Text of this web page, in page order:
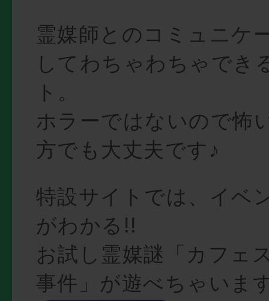
霊媒師とのコミュニケ
してわちゃわちゃでき
ト。
ホラーではないので怖
方でも大丈夫です♪
特設サイトでは、イベ
がわかる!!
お試し霊媒謎「カフェ
事件」が遊べちゃいま